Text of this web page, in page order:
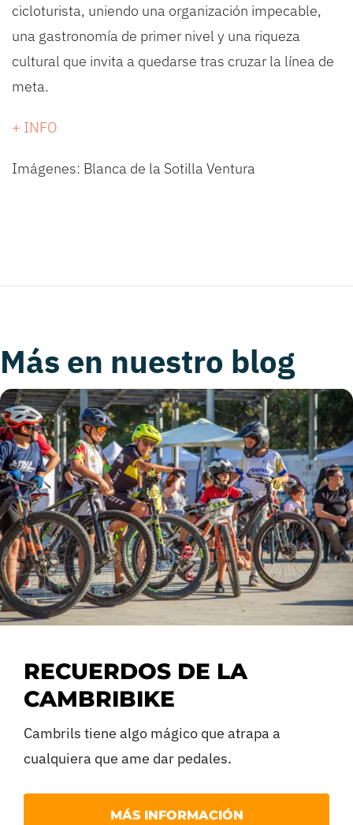
cicloturista, uniendo una organización impecable,
una gastronomía de primer nivel y una riqueza
cultural que invita a quedarse tras cruzar la línea de
meta.
+ INFO
Imágenes: Blanca de la Sotilla Ventura
Más en nuestro blog
RECUERDOS DE LA
CAMBRIBIKE
Cambrils tiene algo mágico que atrapa a
cualquiera que ame dar pedales.
Si tuviste la suerte de vivir la última edición de la
MÁS INFORMACIÓN